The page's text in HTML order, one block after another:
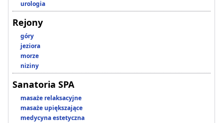
urologia
Rejony
góry
jeziora
morze
niziny
Sanatoria SPA
masaże relaksacyjne
masaże upiększające
medycyna estetyczna